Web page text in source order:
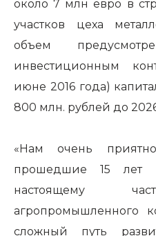
около 7 млн евро в
участков цеха
объем
инвестиционным
июне 2016 года)
800 млн. рублей до
«Нам очень
прошедшие 15 лет
настоящему
агропромышленного
сложный путь